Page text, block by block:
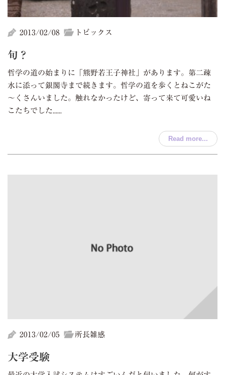
2013/02/08 トピックス
旬？
哲学の道の始まりに「熊野若王子神社」があります。第二疎
水に添って銀閣寺まで続きます。哲学の道を歩くとねこがた
～くさんいました。触れなかったけど、寄って来て可愛いね
こたちでした......
Read more...
2013/02/05 所長雑感
大学受験